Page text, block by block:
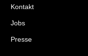
Kontakt
Jobs
Presse